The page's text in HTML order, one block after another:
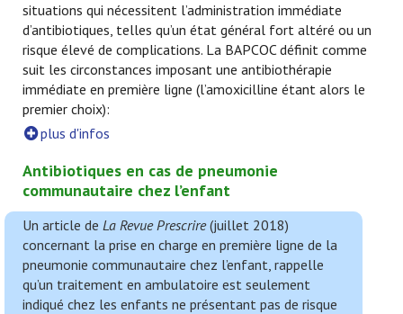
situations qui nécessitent l’administration immédiate
d’antibiotiques, telles qu’un état général fort altéré ou un
risque élevé de complications. La BAPCOC définit comme
suit les circonstances imposant une antibiothérapie
immédiate en première ligne (l’amoxicilline étant alors le
premier choix):
plus d'infos
Antibiotiques en cas de pneumonie
communautaire chez l’enfant
Un article de La Revue Prescrire(juillet 2018)
concernant la prise en charge en première ligne de la
pneumonie communautaire chez l’enfant, rappelle
qu’un traitement en ambulatoire est seulement
indiqué chez les enfants ne présentant pas de risque